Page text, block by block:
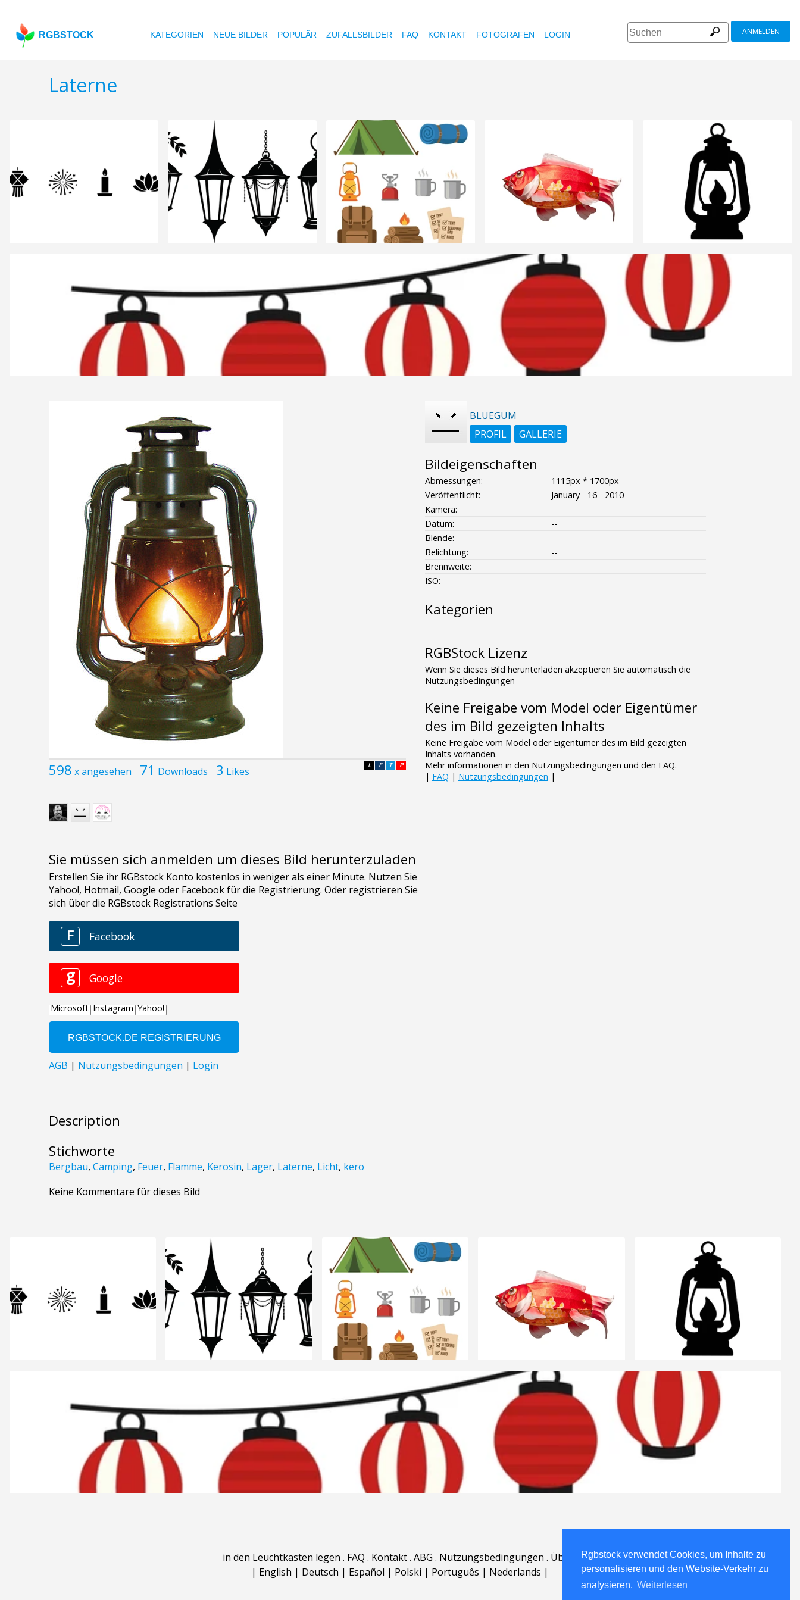
Rgbstock verwendet Cookies, um Inhalte zu
personalisieren und den Website-Verkehr zu
analysieren. Weiterlesen
RGBSTOCK KATEGORIEN NEUE BILDER POPULÄR ZUFALLSBILDER FAQ KONTAKT FOTOGRAFEN LOGIN ANMELDEN
Laterne
598 x angesehen 71 Downloads 3 Likes P
T
F
L
Sie müssen sich anmelden um dieses Bild herunterzuladen
Description
Stichworte
Bergbau, Camping, Feuer, Flamme, Kerosin, Lager, Laterne, Licht, kero
Keine Kommentare für dieses Bild
BLUEGUM
PROFIL
GALLERIE
Bildeigenschaften
Abmessungen:
1115px * 1700px
Veröffentlicht:
January - 16 - 2010
Kamera:
Datum:
--
Blende:
--
Belichtung:
--
Brennweite:
ISO:
--
Kategorien
- - - -
RGBStock Lizenz
Wenn Sie dieses Bild herunterladen akzeptieren Sie automatisch die
Nutzungsbedingungen
Keine Freigabe vom Model oder Eigentümer
des im Bild gezeigten Inhalts
Keine Freigabe vom Model oder Eigentümer des im Bild gezeigten
Inhalts vorhanden.
Mehr informationen in den Nutzungsbedingungen und den FAQ.
| FAQ | Nutzungsbedingungen |
in den Leuchtkasten legen . FAQ . Kontakt. ABG . Nutzungsbedingungen . Über
| English | Deutsch | Español | Polski | Português | Nederlands |